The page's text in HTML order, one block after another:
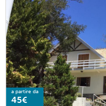
a partire da
45€